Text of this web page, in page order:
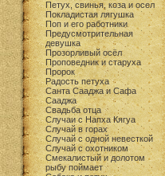
Петух, свинья, коза и осел
Покладистая лягушка
Поп и его работники
Предусмотрительная
девушка
Прозорливый осёл
Проповедник и старуха
Пророк
Радость петуха
Санта Сааджа и Сафа
Сааджа
Свадьба отца
Случаи с Напха Кягуа
Случай в горах
Случай с одной невесткой
Случай с охотником
Смекалистый и долотом
рыбу поймает